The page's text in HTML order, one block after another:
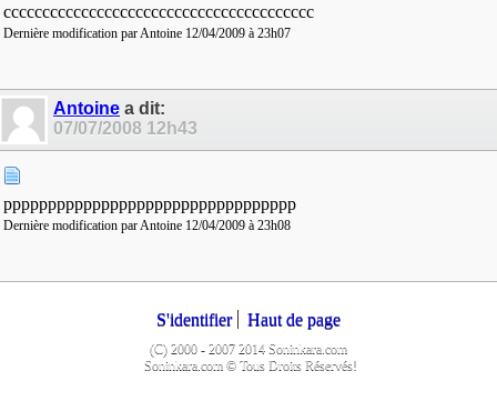
cccccccccccccccccccccccccccccccccccccccc
Dernière modification par Antoine 12/04/2009 à 23h07
Antoine a dit:
07/07/2008 12h43
ppppppppppppppppppppppppppppppppp
Dernière modification par Antoine 12/04/2009 à 23h08
S'identifier Haut de page
(C) 2000 - 2007 2014 Soninkara.com
Soninkara.com © Tous Droits Réservés!